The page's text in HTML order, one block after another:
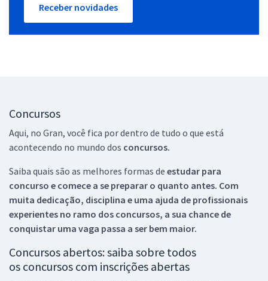
Receber novidades
Concursos
Aqui, no Gran, você fica por dentro de tudo o que está
acontecendo no mundo dos concursos.
Saiba quais são as melhores formas de estudar para
concurso e comece a se preparar o quanto antes. Com
muita dedicação, disciplina e uma ajuda de profissionais
experientes no ramo dos concursos, a sua chance de
conquistar uma vaga passa a ser bem maior.
Concursos abertos: saiba sobre todos
os concursos com inscrições abertas